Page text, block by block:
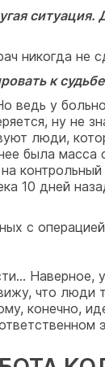
никогда не
к
ведь у
ну не
люди,
была масса
10 дней
с
что люди
конечно,